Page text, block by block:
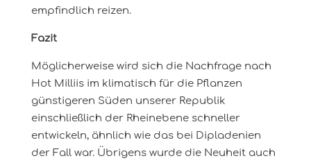
empfindlich reizen.
Fazit
Möglicherweise wird sich die Nachfrage nach
Hot Milliis im klimatisch für die Pflanzen
günstigeren Süden unserer Republik
einschließlich der Rheinebene schneller
entwickeln, ähnlich wie das bei Dipladenien
der Fall war. Übrigens wurde die Neuheit auch